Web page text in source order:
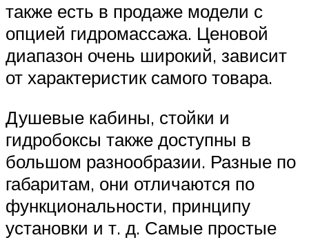
также есть в продаже модели с
опцией гидромассажа. Ценовой
диапазон очень широкий, зависит
от характеристик самого товара.
Душевые кабины, стойки и
гидробоксы также доступны в
большом разнообразии. Разные по
габаритам, они отличаются по
функциональности, принципу
установки и т. д. Самые простые